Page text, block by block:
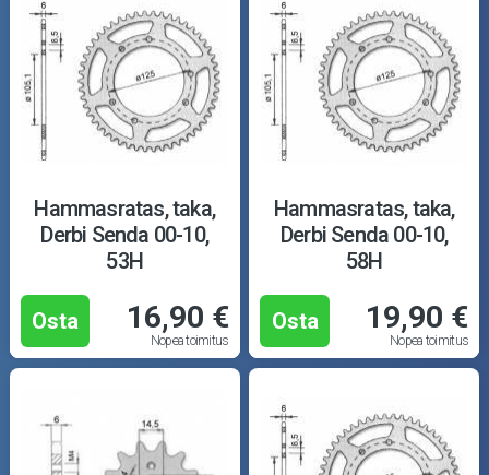
Hammasratas, taka,
Derbi Senda 00-10,
53H
Osta 16,90 €
Nopea toimitus
Hammasratas, taka,
Derbi Senda 00-10,
58H
Osta 19,90 €
Nopea toimitus